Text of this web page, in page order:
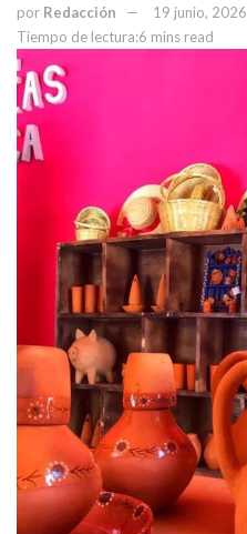
por Redacción
19 junio, 2026
Tiempo de lectura:6 mins read